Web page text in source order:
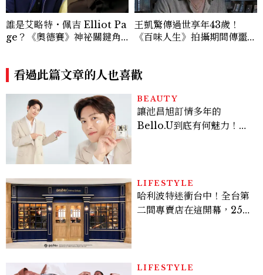
誰是艾略特・佩吉 Elliot Pa
ge？《奧德賽》神祕關鍵角
事
王凱驚傳過世享年43歲！
《百味人生》拍攝期間傳噩
看過此篇文章的人也喜歡
BEAUTY
讓池昌旭訂情多年的
Bello.U到底有何魅力！揭
倦感，超神！
LIFESTYLE
哈利波特迷衝台中！全台第
二間專賣店在這開幕，25週
LIFESTYLE